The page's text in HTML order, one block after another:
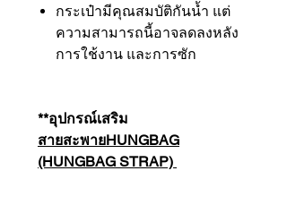
กระเป๋ามีคุณสมบัติกันน้ำ แต่
ความสามารถนี้อาจลดลงหลัง
การใช้งาน และการซัก
**อุปกรณ์เสริม
สายสะพายHUNGBAG
(HUNGBAG STRAP)